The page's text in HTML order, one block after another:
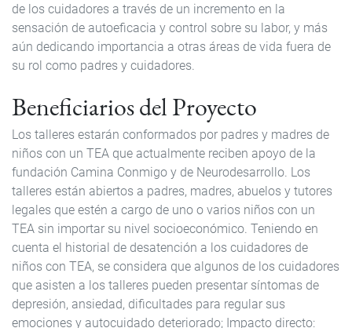
de los cuidadores a través de un incremento en la
sensación de autoeficacia y control sobre su labor, y más
aún dedicando importancia a otras áreas de vida fuera de
su rol como padres y cuidadores.
Beneficiarios del Proyecto
Los talleres estarán conformados por padres y madres de
niños con un TEA que actualmente reciben apoyo de la
fundación Camina Conmigo y de Neurodesarrollo. Los
talleres están abiertos a padres, madres, abuelos y tutores
legales que estén a cargo de uno o varios niños con un
TEA sin importar su nivel socioeconómico. Teniendo en
cuenta el historial de desatención a los cuidadores de
niños con TEA, se considera que algunos de los cuidadores
que asisten a los talleres pueden presentar síntomas de
depresión, ansiedad, dificultades para regular sus
emociones y autocuidado deteriorado; Impacto directo: